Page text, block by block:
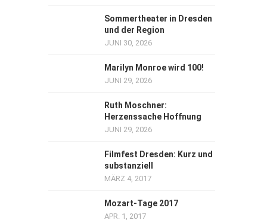
Sommertheater in Dresden
und der Region
JUNI 30, 2026
Marilyn Monroe wird 100!
JUNI 29, 2026
Ruth Moschner:
Herzenssache Hoffnung
JUNI 29, 2026
Filmfest Dresden: Kurz und
substanziell
MÄRZ 4, 2017
Mozart-Tage 2017
APR. 1, 2017